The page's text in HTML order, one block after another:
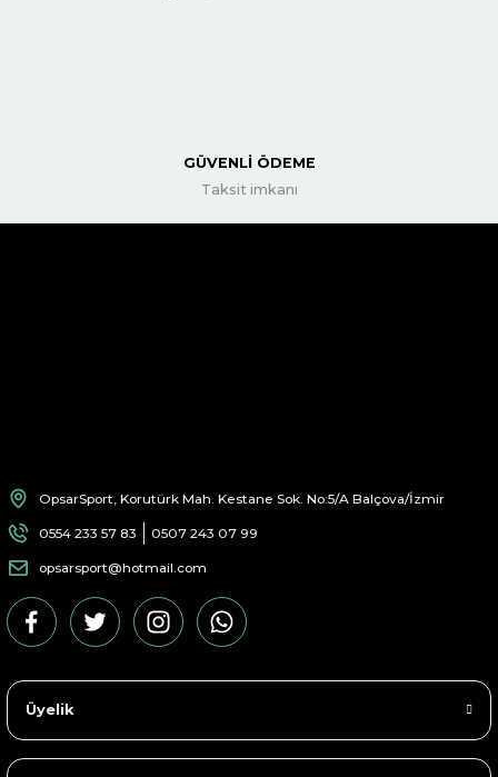
GÜVENLİ ÖDEME
Taksit imkanı
OpsarSport, Korutürk Mah. Kestane Sok. No:5/A Balçova/İzmir
0554 233 57 83 0507 243 07 99
opsarsport@hotmail.com
Üyelik